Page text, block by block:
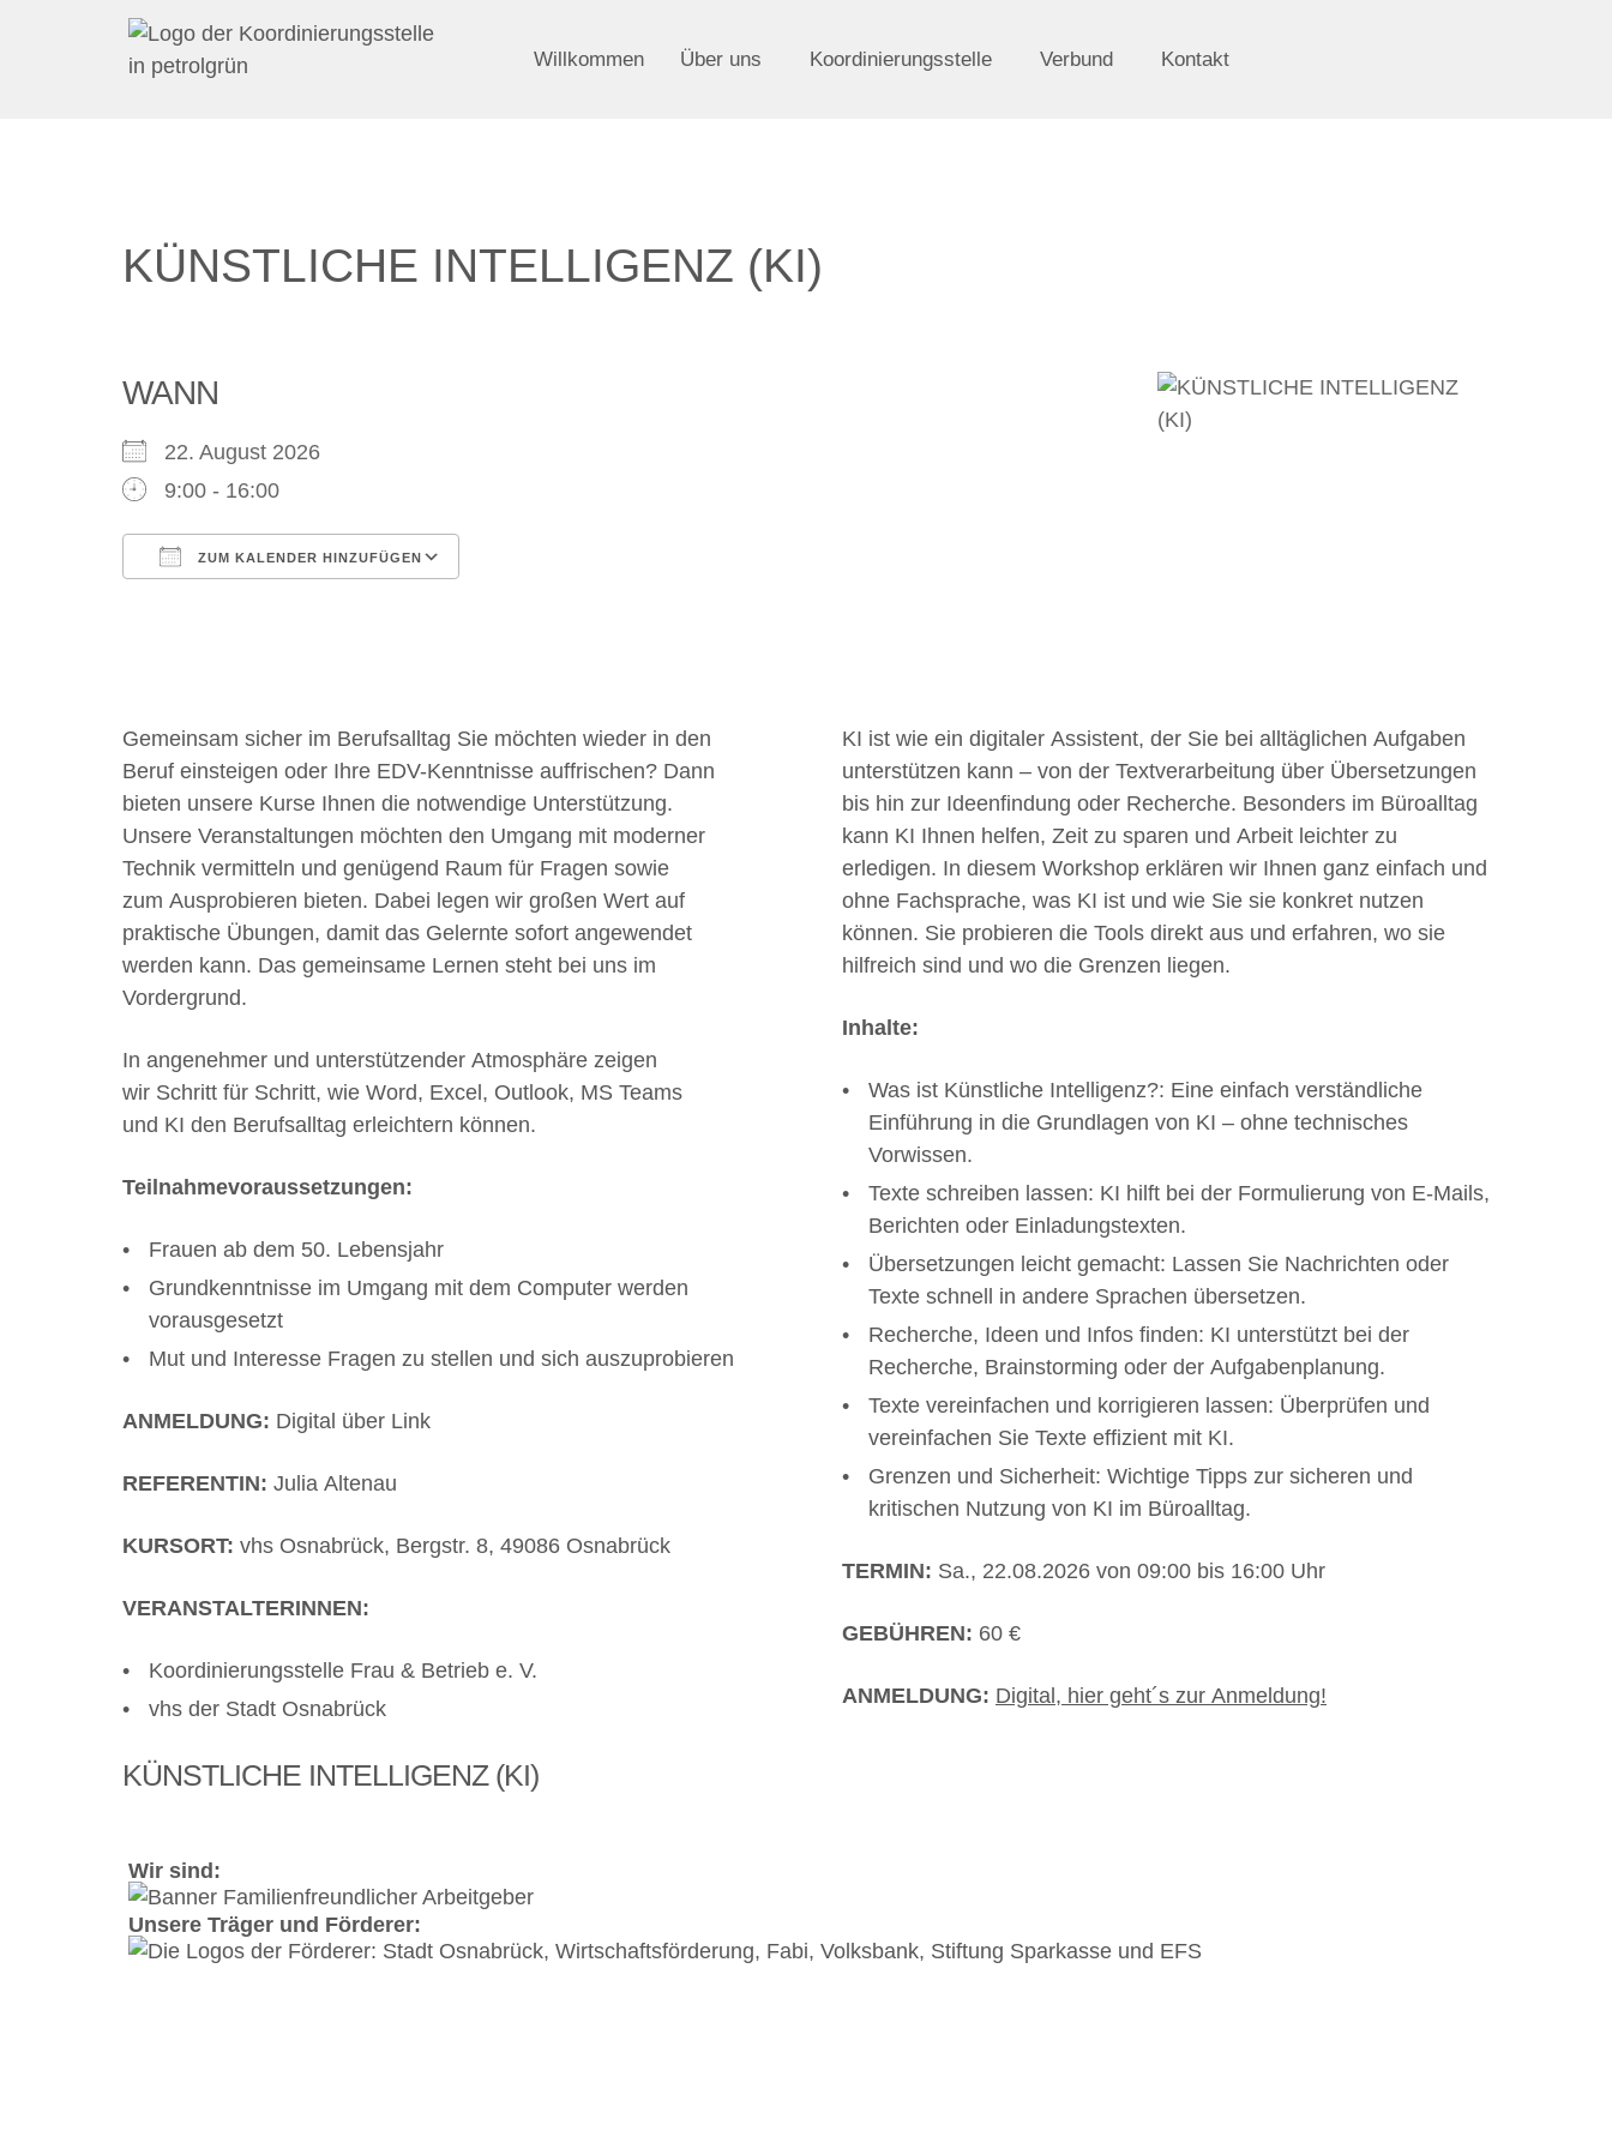
Willkommen Über uns Koordinierungsstelle Verbund Kontakt
KÜNSTLICHE INTELLIGENZ (KI)
WANN
22. August 2026
9:00 - 16:00
ZUM KALENDER HINZUFÜGEN
Gemeinsam sicher im Berufsalltag Sie möchten wieder in den
Beruf einsteigen oder Ihre EDV-Kenntnisse auffrischen? Dann
bieten unsere Kurse Ihnen die notwendige Unterstützung.
Unsere Veranstaltungen möchten den Umgang mit moderner
Technik vermitteln und genügend Raum für Fragen sowie
zum Ausprobieren bieten. Dabei legen wir großen Wert auf
praktische Übungen, damit das Gelernte sofort angewendet
werden kann. Das gemeinsame Lernen steht bei uns im
Vordergrund.
In angenehmer und unterstützender Atmosphäre zeigen
wir Schritt für Schritt, wie Word, Excel, Outlook, MS Teams
und KI den Berufsalltag erleichtern können.
Teilnahmevoraussetzungen:
Frauen ab dem 50. Lebensjahr
Grundkenntnisse im Umgang mit dem Computer werden
vorausgesetzt
Mut und Interesse Fragen zu stellen und sich auszuprobieren
ANMELDUNG: Digital über Link
REFERENTIN: Julia Altenau
KURSORT: vhs Osnabrück, Bergstr. 8, 49086 Osnabrück
VERANSTALTERINNEN:
Koordinierungsstelle Frau & Betrieb e. V.
vhs der Stadt Osnabrück
KÜNSTLICHE INTELLIGENZ (KI)
KI ist wie ein digitaler Assistent, der Sie bei alltäglichen Aufgaben
unterstützen kann – von der Textverarbeitung über Übersetzungen
bis hin zur Ideenfindung oder Recherche. Besonders im Büroalltag
kann KI Ihnen helfen, Zeit zu sparen und Arbeit leichter zu
erledigen. In diesem Workshop erklären wir Ihnen ganz einfach und
ohne Fachsprache, was KI ist und wie Sie sie konkret nutzen
können. Sie probieren die Tools direkt aus und erfahren, wo sie
hilfreich sind und wo die Grenzen liegen.
Inhalte:
Was ist Künstliche Intelligenz?: Eine einfach verständliche
Einführung in die Grundlagen von KI – ohne technisches
Vorwissen.
Texte schreiben lassen: KI hilft bei der Formulierung von E-Mails,
Berichten oder Einladungstexten.
Übersetzungen leicht gemacht: Lassen Sie Nachrichten oder
Texte schnell in andere Sprachen übersetzen.
Recherche, Ideen und Infos finden: KI unterstützt bei der
Recherche, Brainstorming oder der Aufgabenplanung.
Texte vereinfachen und korrigieren lassen: Überprüfen und
vereinfachen Sie Texte effizient mit KI.
Grenzen und Sicherheit: Wichtige Tipps zur sicheren und
kritischen Nutzung von KI im Büroalltag.
TERMIN: Sa., 22.08.2026 von 09:00 bis 16:00 Uhr
GEBÜHREN: 60 €
ANMELDUNG: Digital, hier geht´s zur Anmeldung!
Wir sind:
Unsere Träger und Förderer: